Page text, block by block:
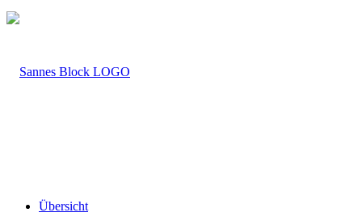
LOGO
Übersicht